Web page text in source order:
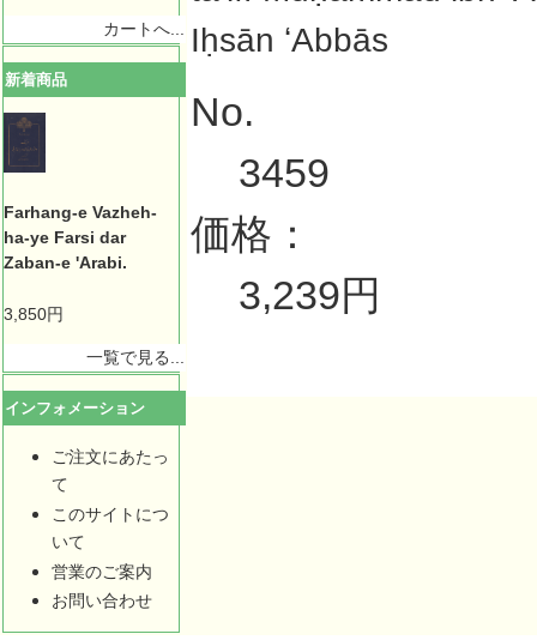
カートへ...
新着商品
Farhang-e Vazheh-
ha-ye Farsi dar
Zaban-e 'Arabi.
3,850円
一覧で見る...
インフォメーション
ご注文にあたっ
て
このサイトにつ
いて
営業のご案内
お問い合わせ
Iḥsān ʻAbbās
No.
3459
価格：
3,239円